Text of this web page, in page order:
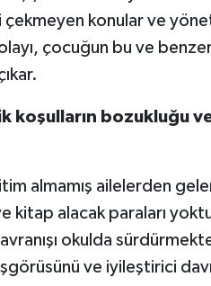
çekmeyen konular ve
çocuğun bu ve
bozukluğu ve
almamış ailelerden
kitap alacak paraları
okulda
ve iyileştirici